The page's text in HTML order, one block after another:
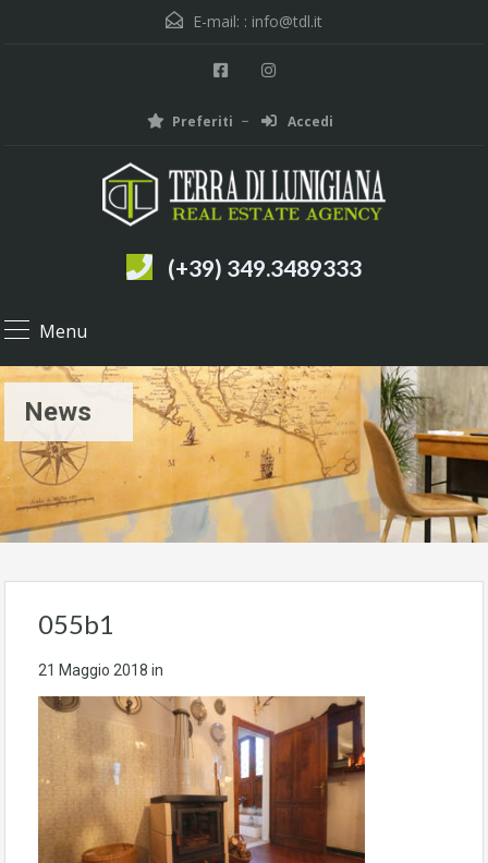
E-mail: : info@tdl.it
Preferiti Accedi
(+39) 349.3489333
Menu
News
055b1
21 Maggio 2018 in